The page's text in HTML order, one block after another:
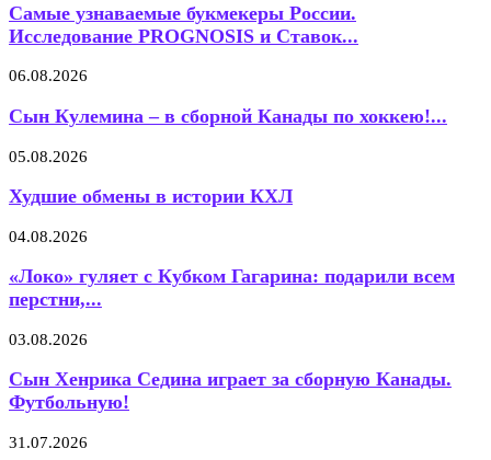
Самые узнаваемые букмекеры России.
Исследование PROGNOSIS и Ставок...
06.08.2026
Сын Кулемина – в сборной Канады по хоккею!...
05.08.2026
Худшие обмены в истории КХЛ
04.08.2026
«Локо» гуляет с Кубком Гагарина: подарили всем
перстни,...
03.08.2026
Сын Хенрика Седина играет за сборную Канады.
Футбольную!
31.07.2026